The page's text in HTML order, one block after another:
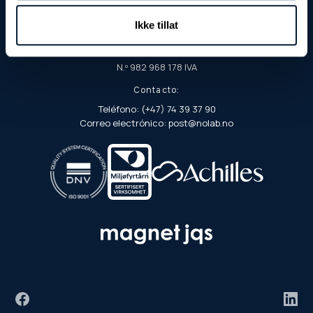
Ikke tillat
7901 Rørvik
N.º de organización/EHF:
N.º 982 968 178 IVA
Contacto:
Teléfono: (+47) 74 39 37 90
Correo electrónico: post@nolab.no
Facebook